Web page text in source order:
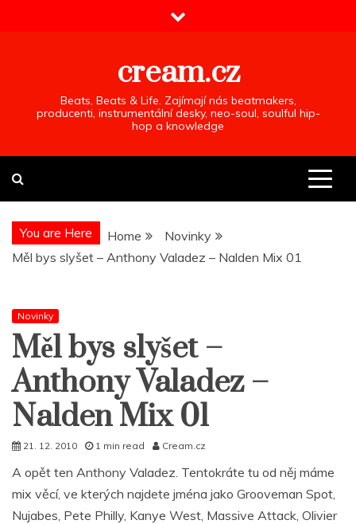
cream.cz
Beats, Beats & Life. Zajímají nás beatmakers,
producenti, instrumentální desky, neo-soul, soulful hip-
hop a knowledge
You are Here Home
Novinky
Měl bys slyšet – Anthony Valadez – Nalden Mix 01
Novinky
Měl bys slyšet –
Anthony Valadez –
Nalden Mix 01
21. 12. 2010 1 min read Cream.cz
A opět ten Anthony Valadez. Tentokráte tu od něj máme
mix věcí, ve kterých najdete jména jako Grooveman Spot,
Nujabes, Pete Philly, Kanye West, Massive Attack, Olivier